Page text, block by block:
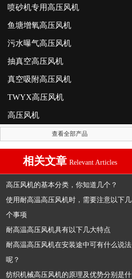
喷砂机专用高压风机
鱼塘增氧高压风机
污水曝气高压风机
抽真空高压风机
真空吸附高压风机
TWYX高压风机
高压风机
查看全部产品
相关文章 Relevant Articles
高压风机的基本分类，你知道几个？
使用耐高温高压风机时，需要注意以下几
个事项
耐高温高压风机具有以下几大特点
耐高温高压风机在安装途中可有什么说法
呢？
纺织机械高压风机的原理及优势分别是什